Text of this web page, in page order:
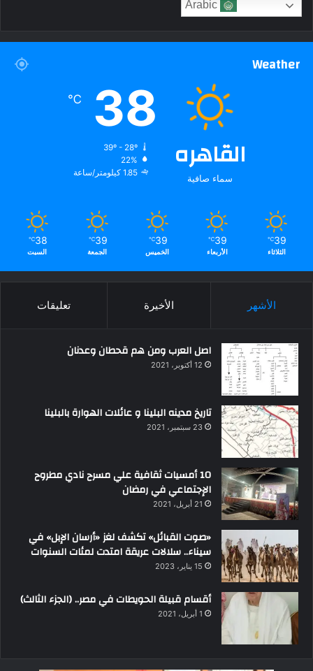
Weather
القاهره
سماء صافية
38
℃
39º - 28º
22%
1.85 كيلومتر/ساعة
39
℃
الثلاثاء
39
℃
الأربعاء
39
℃
الخميس
39
℃
الجمعة
38
℃
السبت
الأشهر الأخيرة تعليقات
اصل العرب ومن هم قحطان وعدنان
12 أكتوبر، 2021
تاريخ مدينه البلينا و عائلات الهوارة بالبلينا
23 سبتمبر، 2021
10 أمسيات ثقافية علي مسرح نادي مطروح
الإجتماعي في رمضان
21 أبريل، 2021
«صوت القبائل» تكشف لغز «أرسان الإبل» في
سيناء.. سلالات عريقة امتدت لمئات السنوات
15 يناير، 2023
أقسام قبيلة الحويطات في مصر.. (الجزء الثالث)
1 أبريل، 2021